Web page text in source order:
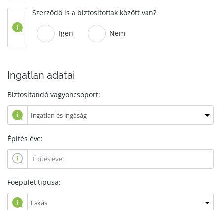
Szerződő is a biztosítottak között van?
Igen Nem
Ingatlan adatai
Biztosítandó vagyoncsoport:
Építés éve:
Főépület típusa: